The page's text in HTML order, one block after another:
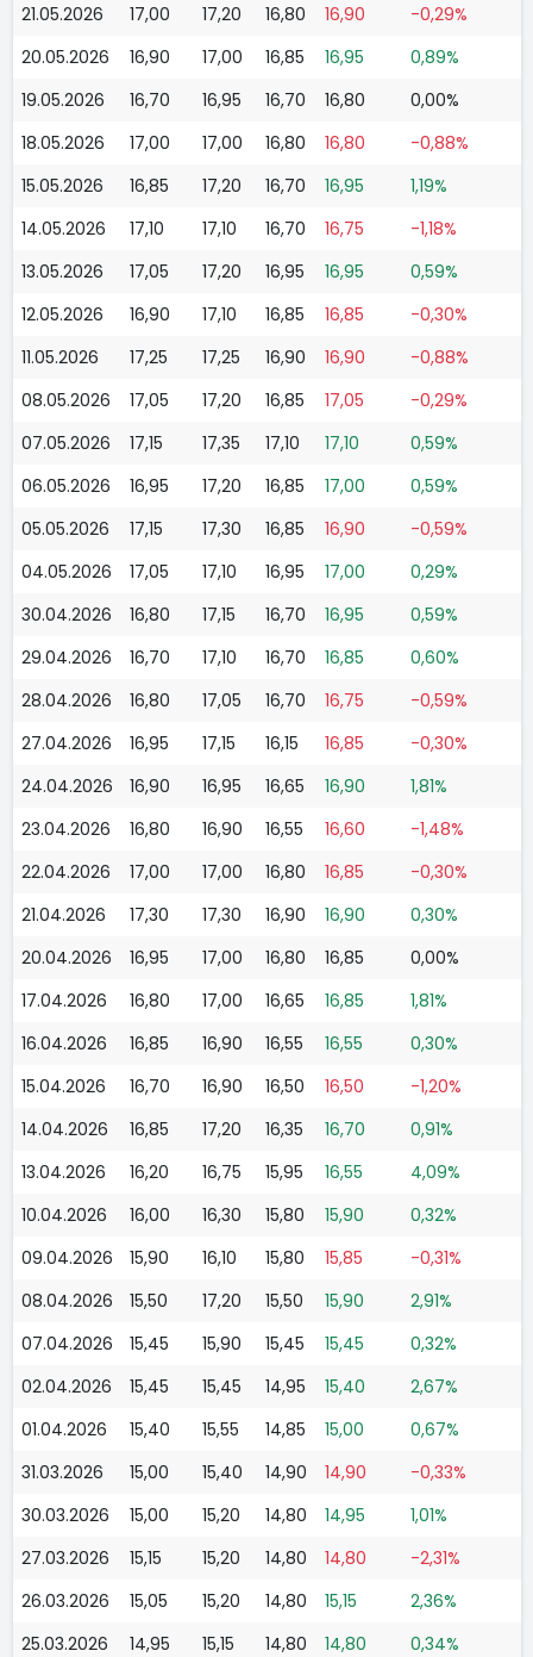
21.05.2026 17,00 17,20 16,80 16,90
-0,29%
20.05.2026
16,90 17,00 16,85 16,95
0,89%
19.05.2026
16,70 16,95 16,70 16,80
0,00%
18.05.2026
17,00 17,00 16,80 16,80
-0,88%
15.05.2026
16,85 17,20 16,70 16,95
1,19%
14.05.2026
17,10 17,10 16,70 16,75
-1,18%
13.05.2026
17,05 17,20 16,95 16,95
0,59%
12.05.2026
16,90 17,10 16,85 16,85
-0,30%
11.05.2026
17,25 17,25 16,90 16,90
-0,88%
08.05.2026
17,05 17,20 16,85 17,05
-0,29%
07.05.2026
17,15 17,35 17,10 17,10
0,59%
06.05.2026
16,95 17,20 16,85 17,00
0,59%
05.05.2026
17,15 17,30 16,85 16,90
-0,59%
04.05.2026
17,05 17,10 16,95 17,00
0,29%
30.04.2026
16,80 17,15 16,70 16,95
0,59%
29.04.2026
16,70 17,10 16,70 16,85
0,60%
28.04.2026
16,80 17,05 16,70 16,75
-0,59%
27.04.2026
16,95 17,15 16,15 16,85
-0,30%
24.04.2026
16,90 16,95 16,65 16,90
1,81%
23.04.2026
16,80 16,90 16,55 16,60
-1,48%
22.04.2026
17,00 17,00 16,80 16,85
-0,30%
21.04.2026
17,30 17,30 16,90 16,90
0,30%
20.04.2026
16,95 17,00 16,80 16,85
0,00%
17.04.2026
16,80 17,00 16,65 16,85
1,81%
16.04.2026
16,85 16,90 16,55 16,55
0,30%
15.04.2026
16,70 16,90 16,50 16,50
-1,20%
14.04.2026
16,85 17,20 16,35 16,70
0,91%
13.04.2026
16,20 16,75 15,95 16,55
4,09%
10.04.2026
16,00 16,30 15,80 15,90
0,32%
09.04.2026
15,90 16,10 15,80 15,85
-0,31%
08.04.2026
15,50 17,20 15,50 15,90
2,91%
07.04.2026
15,45 15,90 15,45 15,45
0,32%
02.04.2026
15,45 15,45 14,95 15,40
2,67%
01.04.2026
15,40 15,55 14,85 15,00
0,67%
31.03.2026
15,00 15,40 14,90 14,90
-0,33%
30.03.2026
15,00 15,20 14,80 14,95
1,01%
27.03.2026
15,15 15,20 14,80 14,80
-2,31%
26.03.2026
15,05 15,20 14,80 15,15
2,36%
25.03.2026
14,95 15,15 14,80 14,80
0,34%